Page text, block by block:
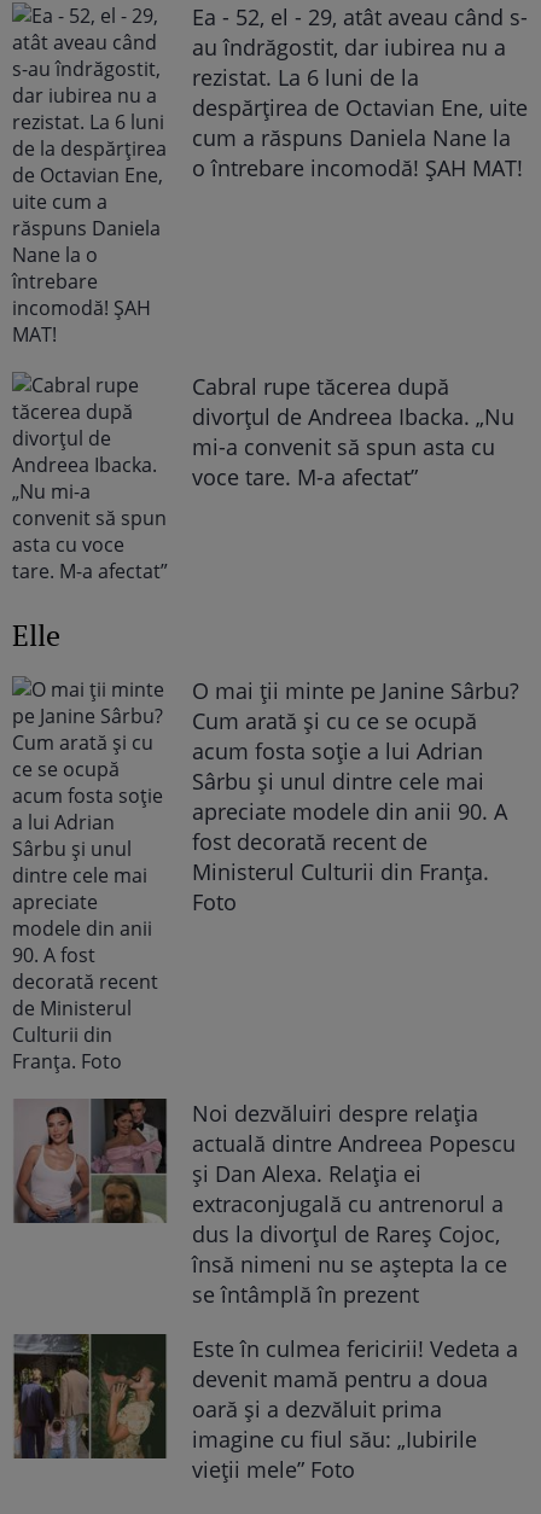
Ea - 52, el - 29, atât aveau când s-
au îndrăgostit, dar iubirea nu a
rezistat. La 6 luni de la
despărțirea de Octavian Ene, uite
cum a răspuns Daniela Nane la
o întrebare incomodă! ȘAH MAT!
Cabral rupe tăcerea după
divorțul de Andreea Ibacka. „Nu
mi-a convenit să spun asta cu
voce tare. M-a afectat”
Elle
O mai ții minte pe Janine Sârbu?
Cum arată și cu ce se ocupă
acum fosta soție a lui Adrian
Sârbu și unul dintre cele mai
apreciate modele din anii 90. A
fost decorată recent de
Ministerul Culturii din Franța.
Foto
Noi dezvăluiri despre relația
actuală dintre Andreea Popescu
și Dan Alexa. Relația ei
extraconjugală cu antrenorul a
dus la divorțul de Rareș Cojoc,
însă nimeni nu se aștepta la ce
se întâmplă în prezent
Este în culmea fericirii! Vedeta a
devenit mamă pentru a doua
oară și a dezvăluit prima
imagine cu fiul său: „Iubirile
vieții mele” Foto